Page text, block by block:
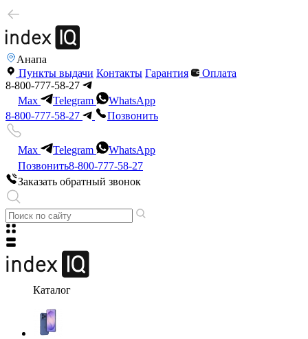
Анапа
Пункты выдачи Контакты Гарантия
Оплата
8-800-777-58-27
Max
Telegram
WhatsApp
8-800-777-58-27
Позвонить
Max Telegram
WhatsApp
Позвонить8-800-777-58-27
Заказать обратный звонок
Каталог